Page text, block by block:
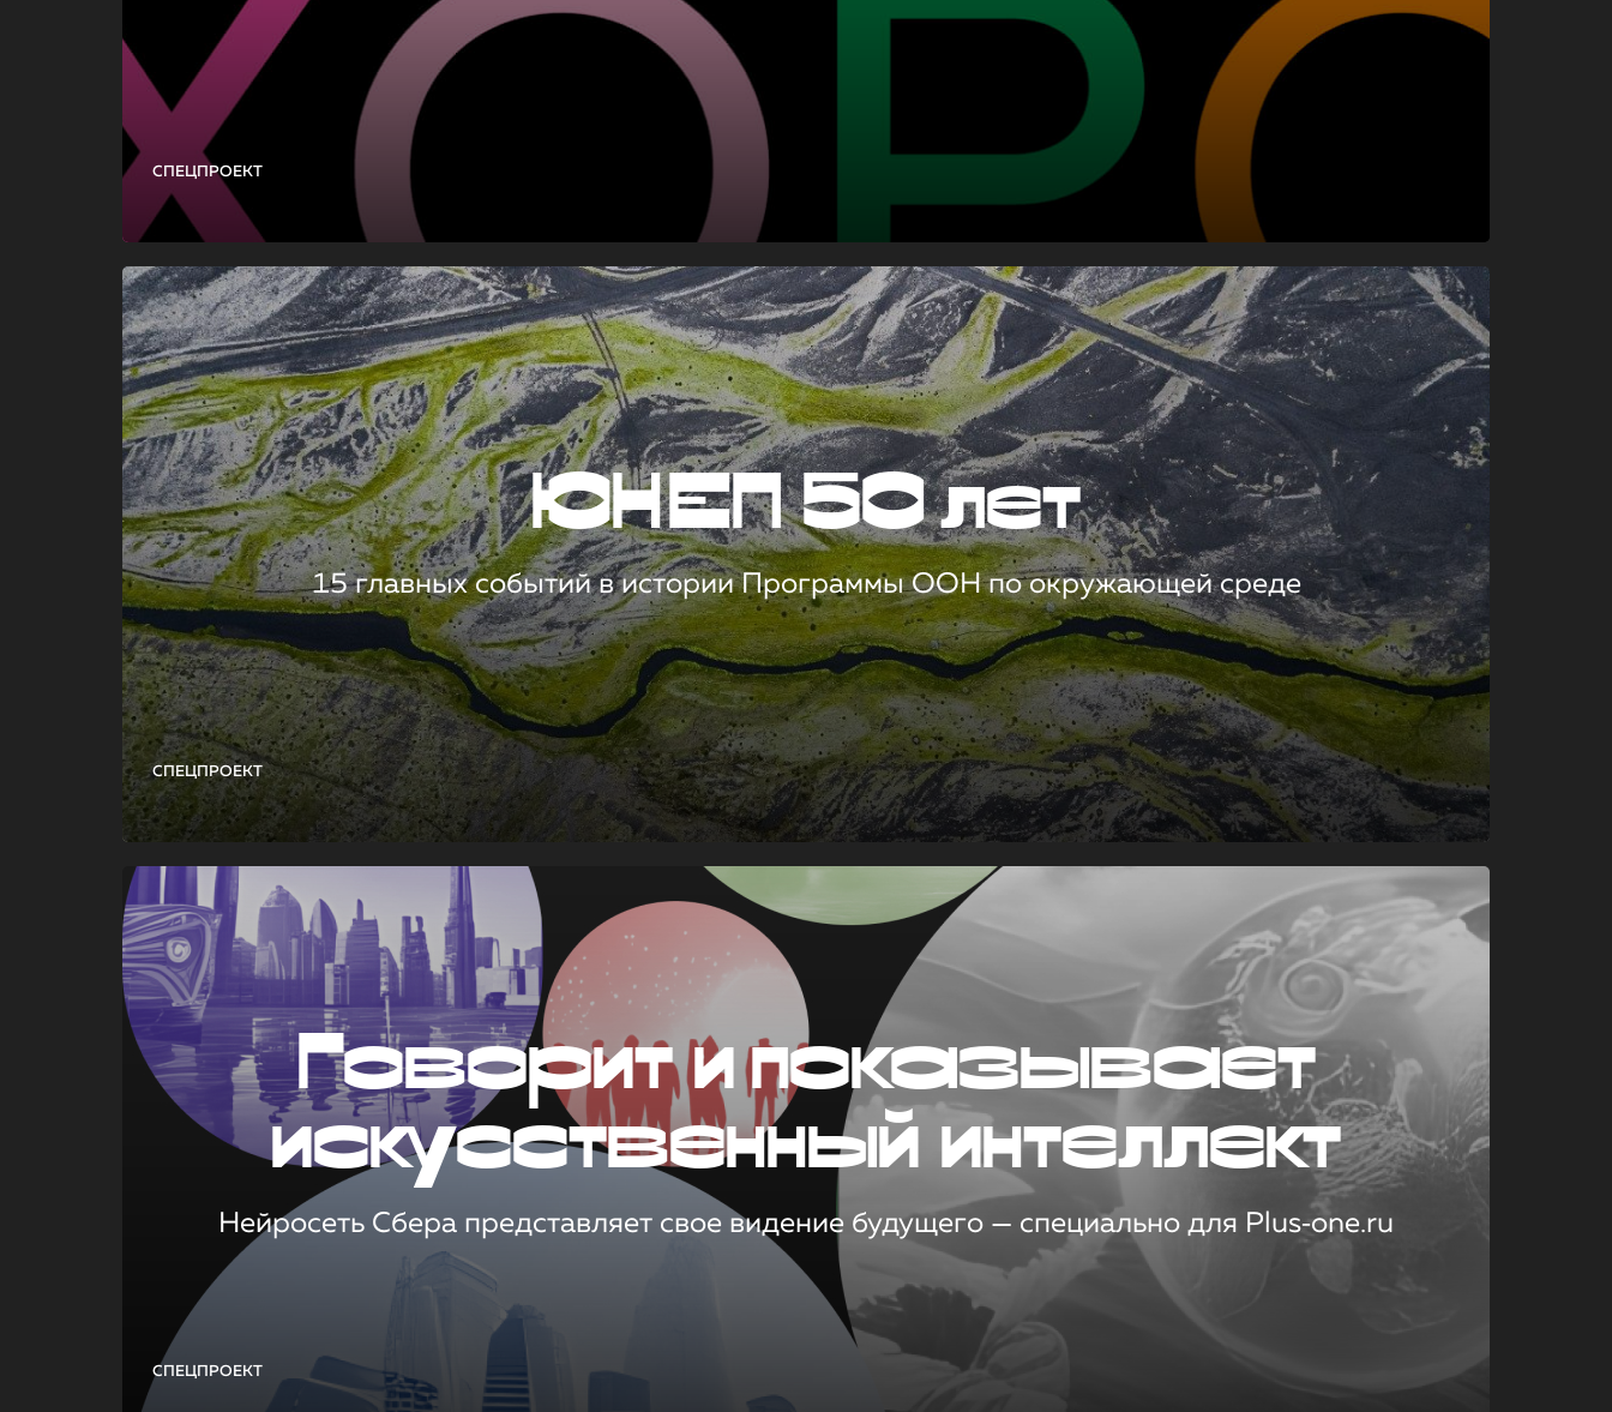
СПЕЦПРОЕКТ
СПЕЦПРОЕКТ
ЮНЕП 50 лет
15 главных событий в истории Программы ООН по окружающей среде
СПЕЦПРОЕКТ
Говорит и показывает
искусственный интеллект
Нейросеть Сбера представляет свое видение будущего — специально для Plus‑one.ru